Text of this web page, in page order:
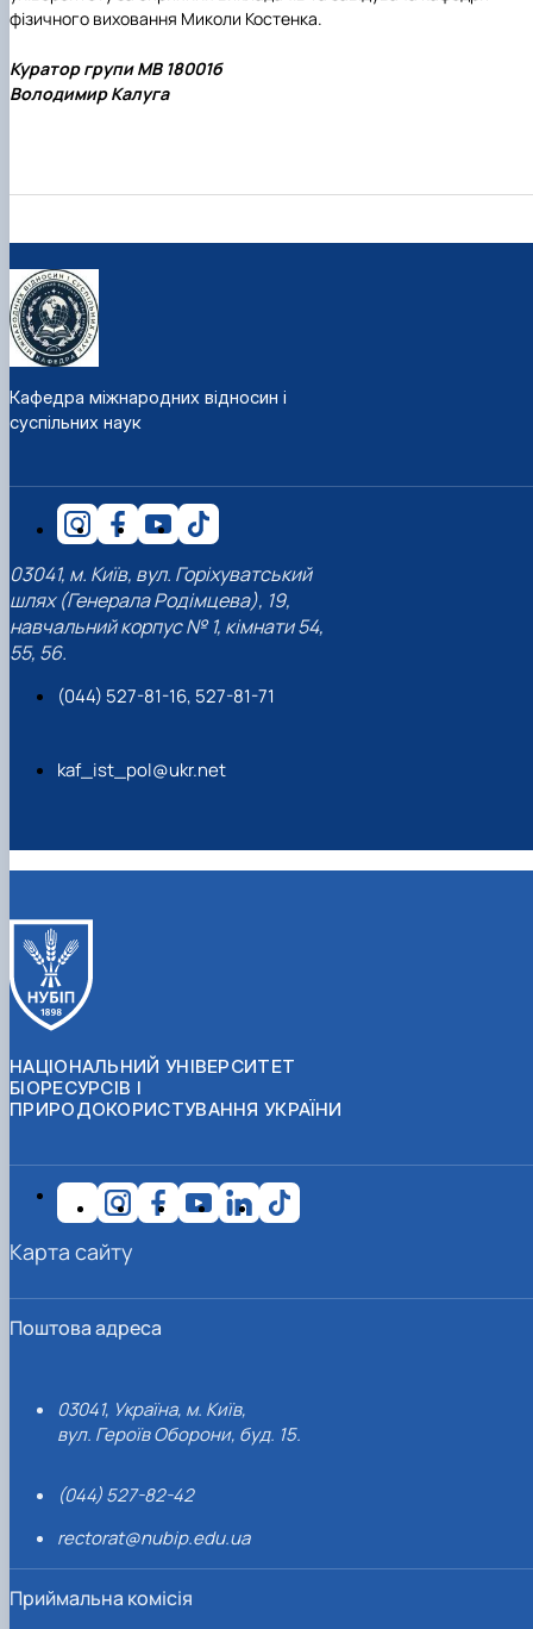
фізичного виховання Миколи Костенка.
Куратор групи МВ 18001б
Володимир Калуга
Кафедра міжнародних відносин і
суспільних наук
03041, м. Київ, вул. Горіхуватський
шлях (Генерала Родімцева), 19,
навчальний корпус № 1, кімнати 54,
55, 56.
(044) 527-81-16, 527-81-71
kaf_ist_pol@ukr.net
НАЦІОНАЛЬНИЙ УНІВЕРСИТЕТ
БІОРЕСУРСІВ І
ПРИРОДОКОРИСТУВАННЯ УКРАЇНИ
Поштова адреса
03041, Україна, м. Київ,
вул. Героїв Оборони, буд. 15.
(044) 527-82-42
rectorat@nubip.edu.ua
Приймальна комісія
Карта сайту